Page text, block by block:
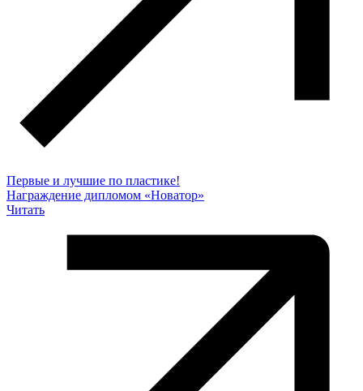
Первые и лучшие по пластике!
Награждение дипломом «Новатор»
Читать